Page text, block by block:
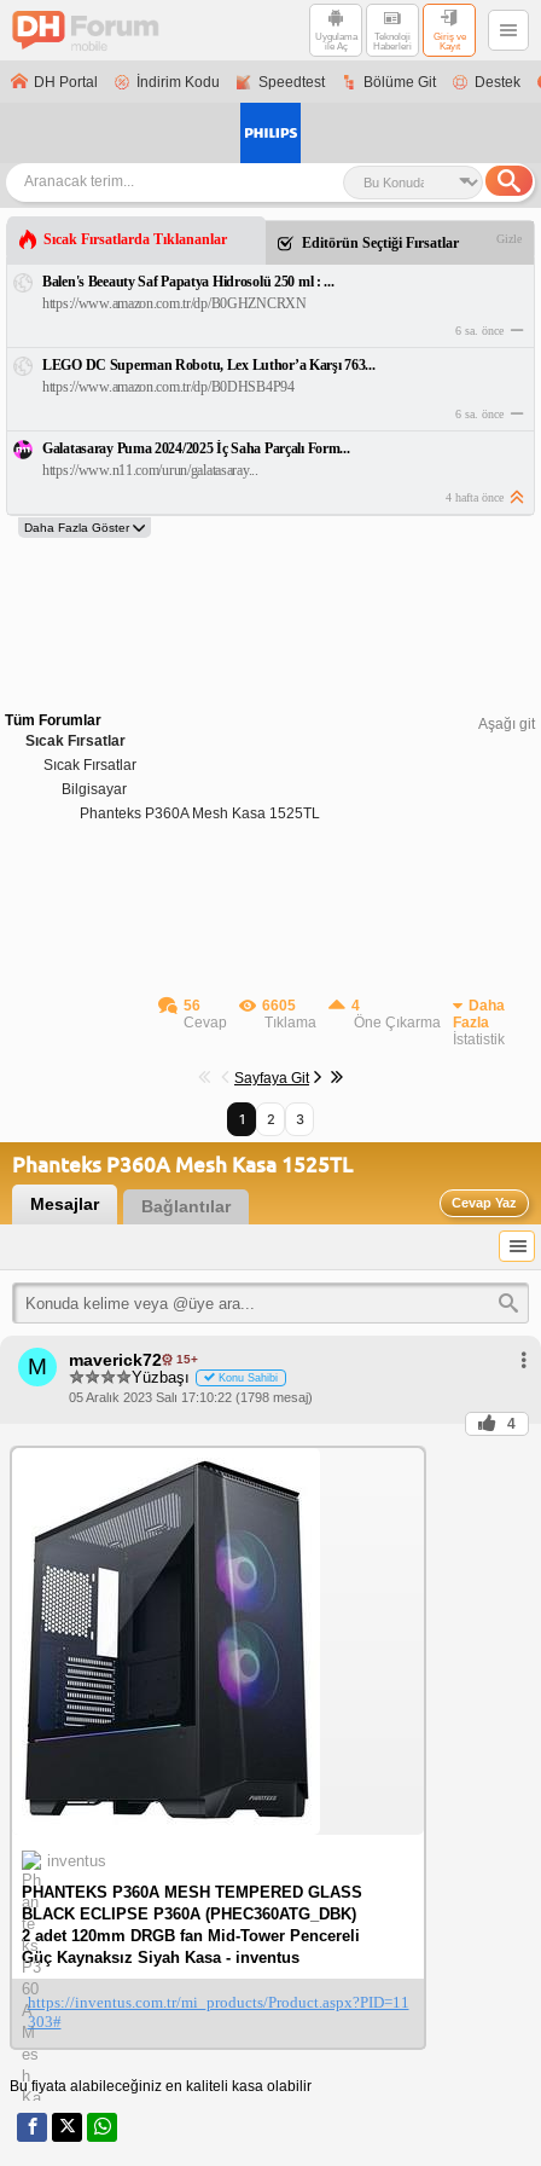
Uygulama
ile Aç
Teknoloji
Haberleri
Giriş ve
Kayıt
DH Portal İndirim Kodu Speedtest Bölüme Git Destek
Sıcak Fırsatlarda Tıklananlar Editörün Seçtiği Fırsatlar Gizle
Balen's Beeauty Saf Papatya Hidrosolü 250 ml : ...
https://www.amazon.com.tr/dp/B0GHZNCRXN
6 sa. önce
LEGO DC Superman Robotu, Lex Luthor’a Karşı 763...
https://www.amazon.com.tr/dp/B0DHSB4P94
6 sa. önce
Galatasaray Puma 2024/2025 İç Saha Parçalı Form...
https://www.n11.com/urun/galatasaray...
4 hafta önce
Aşağı git
Tüm Forumlar
Sıcak Fırsatlar
Sıcak Fırsatlar
Bilgisayar
Phanteks P360A Mesh Kasa 1525TL
56
Cevap
6605
Tıklama
4
Öne Çıkarma
Daha
Fazla
İstatistik
Sayfaya Git
1 2 3
Phanteks P360A Mesh Kasa 1525TL
Mesajlar Bağlantılar Cevap Yaz
M maverick72 15+
Yüzbaşı Konu Sahibi
05 Aralık 2023 Salı 17:10:22 (1798 mesaj)
4
inventus
PHANTEKS P360A MESH TEMPERED GLASS
BLACK ECLIPSE P360A (PH­EC360ATG_DBK)
2 adet 120mm DRGB fan Mid-Tower Pencereli
Güç Kaynaksız Siyah Kasa - inventus
https://inventus.com.tr/mi_products/Product.aspx?PID=11
303#
Bu fiyata alabileceğiniz en kaliteli kasa olabilir